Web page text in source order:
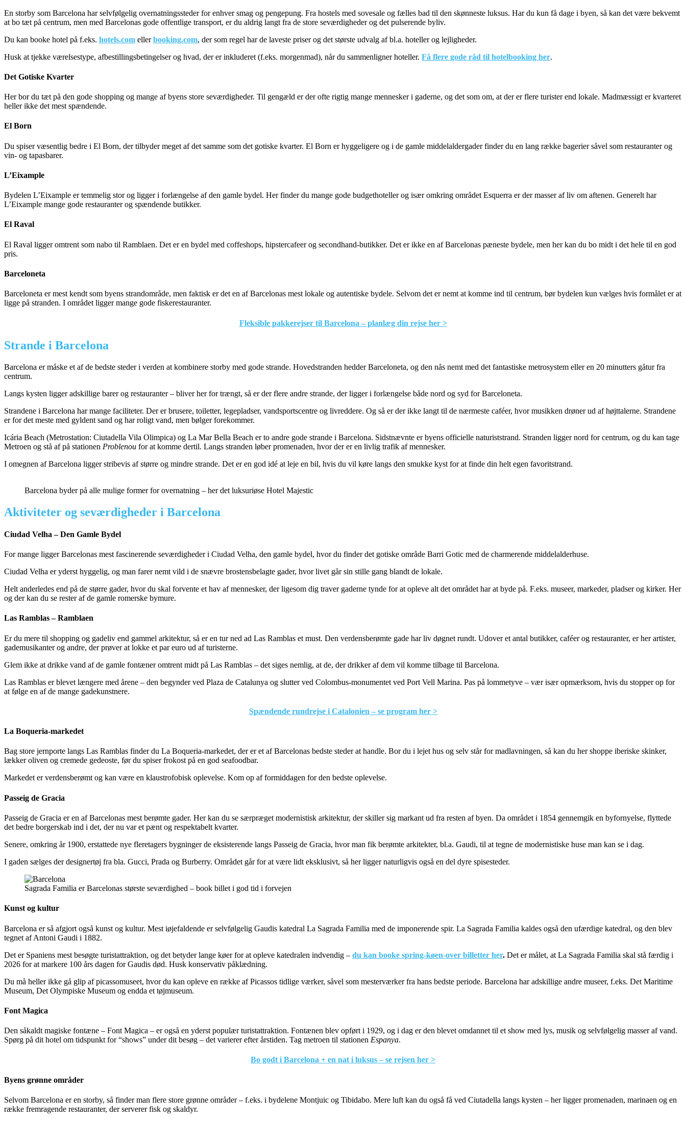
En storby som Barcelona har selvfølgelig overnatningssteder for enhver smag og pengepung. Fra hostels med sovesale og fælles bad til den skønneste luksus. Har du kun få dage i byen, så kan det være bekvemt
at bo tæt på centrum, men med Barcelonas gode offentlige transport, er du aldrig langt fra de store seværdigheder og det pulserende byliv.
Du kan booke hotel på f.eks. hotels.com ellerbooking.com, der som regel har de laveste priser og det største udvalg af bl.a. hoteller og lejligheder.
Husk at tjekke værelsestype, afbestillingsbetingelser og hvad, der er inkluderet (f.eks. morgenmad), når du sammenligner hoteller. Få flere gode råd til hotelbooking her.
Det Gotiske Kvarter
Her bor du tæt på den gode shopping og mange af byens store seværdigheder. Til gengæld er der ofte rigtig mange mennesker i gaderne, og det som om, at der er flere turister end lokale. Madmæssigt er kvarteret
heller ikke det mest spændende.
El Born
Du spiser væsentlig bedre i El Born, der tilbyder meget af det samme som det gotiske kvarter. El Born er hyggeligere og i de gamle middelaldergader finder du en lang række bagerier såvel som restauranter og
vin- og tapasbarer.
L’Eixample
Bydelen L’Eixample er temmelig stor og ligger i forlængelse af den gamle bydel. Her finder du mange gode budgethoteller og især omkring området Esquerra er der masser af liv om aftenen. Generelt har
L’Eixample mange gode restauranter og spændende butikker.
El Raval
El Raval ligger omtrent som nabo til Ramblaen. Det er en bydel med coffeshops, hipstercafeer og secondhand-butikker. Det er ikke en af Barcelonas pæneste bydele, men her kan du bo midt i det hele til en god
pris.
Barceloneta
Barceloneta er mest kendt som byens strandområde, men faktisk er det en af Barcelonas mest lokale og autentiske bydele. Selvom det er nemt at komme ind til centrum, bør bydelen kun vælges hvis formålet er at
ligge på stranden. I området ligger mange gode fiskerestauranter.
Fleksible pakkerejser til Barcelona – planlæg din rejse her >
Strande i Barcelona
Barcelona er måske et af de bedste steder i verden at kombinere storby med gode strande. Hovedstranden hedder Barceloneta, og den nås nemt med det fantastiske metrosystem eller en 20 minutters gåtur fra
centrum.
Langs kysten ligger adskillige barer og restauranter – bliver her for trængt, så er der flere andre strande, der ligger i forlængelse både nord og syd for Barceloneta.
Strandene i Barcelona har mange faciliteter. Der er brusere, toiletter, legepladser, vandsportscentre og livreddere. Og så er der ikke langt til de nærmeste caféer, hvor musikken drøner ud af højttalerne. Strandene
er for det meste med gyldent sand og har roligt vand, men bølger forekommer.
Icária Beach (Metrostation: Ciutadella Vila Olimpica) og La Mar Bella Beach er to andre gode strande i Barcelona. Sidstnævnte er byens officielle naturiststrand. Stranden ligger nord for centrum, og du kan tage
Metroen og stå af på stationen Problenou for at komme dertil. Langs stranden løber promenaden, hvor der er en livlig trafik af mennesker.
I omegnen af Barcelona ligger stribevis af større og mindre strande. Det er en god idé at leje en bil, hvis du vil køre langs den smukke kyst for at finde din helt egen favoritstrand.
Barcelona byder på alle mulige former for overnatning – her det luksuriøse Hotel Majestic
Aktiviteter og seværdigheder i Barcelona
Ciudad Velha – Den Gamle Bydel
For mange ligger Barcelonas mest fascinerende seværdigheder i Ciudad Velha, den gamle bydel, hvor du finder det gotiske område Barri Gotic med de charmerende middelalderhuse.
Ciudad Velha er yderst hyggelig, og man farer nemt vild i de snævre brostensbelagte gader, hvor livet går sin stille gang blandt de lokale.
Helt anderledes end på de større gader, hvor du skal forvente et hav af mennesker, der ligesom dig traver gaderne tynde for at opleve alt det området har at byde på. F.eks. museer, markeder, pladser og kirker. Her
og der kan du se rester af de gamle romerske bymure.
Las Ramblas – Ramblaen
Er du mere til shopping og gadeliv end gammel arkitektur, så er en tur ned ad Las Ramblas et must. Den verdensberømte gade har liv døgnet rundt. Udover et antal butikker, caféer og restauranter, er her artister,
gademusikanter og andre, der prøver at lokke et par euro ud af turisterne.
Glem ikke at drikke vand af de gamle fontæner omtrent midt på Las Ramblas – det siges nemlig, at de, der drikker af dem vil komme tilbage til Barcelona.
Las Ramblas er blevet længere med årene – den begynder ved Plaza de Catalunya og slutter ved Colombus-monumentet ved Port Vell Marina. Pas på lommetyve – vær især opmærksom, hvis du stopper op for
at følge en af de mange gadekunstnere.
Spændende rundrejse i Catalonien – se program her >
La Boqueria-markedet
Bag store jernporte langs Las Ramblas finder du La Boqueria-markedet, der er et af Barcelonas bedste steder at handle. Bor du i lejet hus og selv står for madlavningen, så kan du her shoppe iberiske skinker,
lækker oliven og cremede gedeoste, før du spiser frokost på en god seafoodbar.
Markedet er verdensberømt og kan være en klaustrofobisk oplevelse. Kom op af formiddagen for den bedste oplevelse.
Passeig de Gracia
Passeig de Gracia er en af Barcelonas mest berømte gader. Her kan du se særpræget modernistisk arkitektur, der skiller sig markant ud fra resten af byen. Da området i 1854 gennemgik en byfornyelse, flyttede
det bedre borgerskab ind i det, der nu var et pænt og respektabelt kvarter.
Senere, omkring år 1900, erstattede nye fleretagers bygninger de eksisterende langs Passeig de Gracia, hvor man fik berømte arkitekter, bl.a. Gaudi, til at tegne de modernistiske huse man kan se i dag.
I gaden sælges der designertøj fra bla. Gucci, Prada og Burberry. Området går for at være lidt eksklusivt, så her ligger naturligvis også en del dyre spisesteder.
Sagrada Familia er Barcelonas største seværdighed – book billet i god tid i forvejen
Kunst og kultur
Barcelona er så afgjort også kunst og kultur. Mest iøjefaldende er selvfølgelig Gaudis katedral La Sagrada Familia med de imponerende spir. La Sagrada Familia kaldes også den ufærdige katedral, og den blev
tegnet af Antoni Gaudi i 1882.
Det er Spaniens mest besøgte turistattraktion, og det betyder lange køer for at opleve katedralen indvendig – du kan booke spring-køen-over billetter her. Det er målet, at La Sagrada Familia skal stå færdig i
2026 for at markere 100 års dagen for Gaudis død. Husk konservativ påklædning.
Du må heller ikke gå glip af picassomuseet, hvor du kan opleve en række af Picassos tidlige værker, såvel som mesterværker fra hans bedste periode. Barcelona har adskillige andre museer, f.eks. Det Maritime
Museum, Det Olympiske Museum og endda et tøjmuseum.
Font Magica
Den såkaldt magiske fontæne – Font Magica – er også en yderst populær turistattraktion. Fontænen blev opført i 1929, og i dag er den blevet omdannet til et show med lys, musik og selvfølgelig masser af vand.
Spørg på dit hotel om tidspunkt for “shows” under dit besøg – det varierer efter årstiden. Tag metroen til stationen Espanya.
Bo godt i Barcelona + en nat i luksus – se rejsen her >
Byens grønne områder
Selvom Barcelona er en storby, så finder man flere store grønne områder – f.eks. i bydelene Montjuic og Tibidabo. Mere luft kan du også få ved Ciutadella langs kysten – her ligger promenaden, marinaen og en
række fremragende restauranter, der serverer fisk og skaldyr.